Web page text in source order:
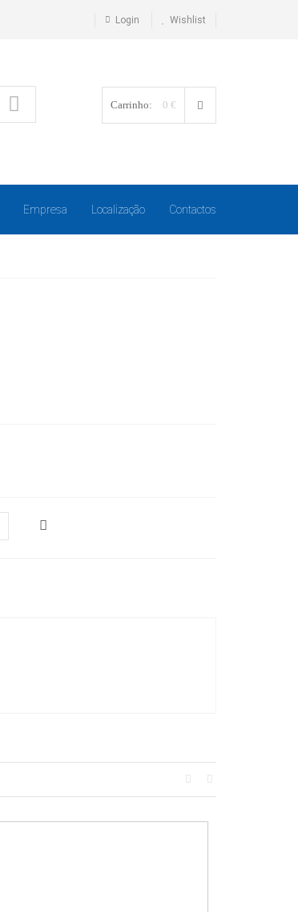
Login Wishlist
Carrinho: 0 €
Contactos
Localização
Empresa